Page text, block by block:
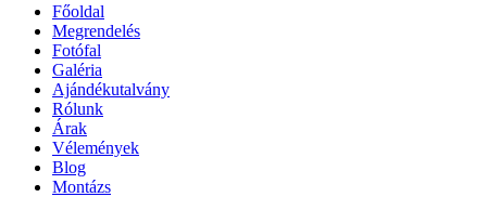
Főoldal
Megrendelés
Fotófal
Galéria
Ajándékutalvány
Rólunk
Árak
Vélemények
Blog
Montázs